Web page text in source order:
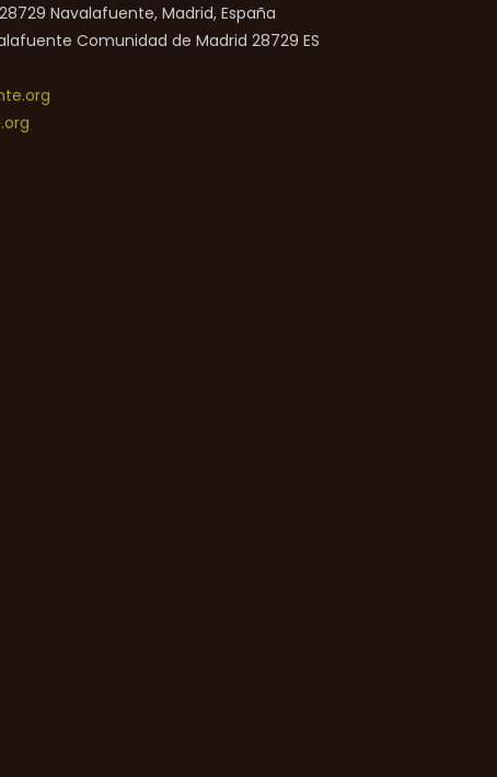
Navalafuente, Madrid, España
Comunidad de Madrid 28729 ES